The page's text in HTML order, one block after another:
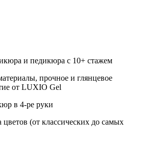
и педикюра с 10+ стажем
прочное и глянцевое
от LUXIO Gel
в 4-ре руки
цветов (от классических до самых